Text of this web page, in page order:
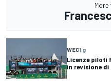
More
WEC1 g
Licenze piloti
in revisione di